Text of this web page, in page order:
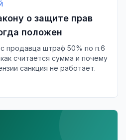
о защите прав
положен
продавца штраф 50% по п.6
считается сумма и почему
санкция не работает.